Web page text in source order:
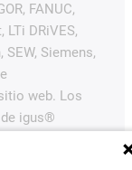
FANUC,
LTi DRiVES,
Siemens,
web. Los
igus®